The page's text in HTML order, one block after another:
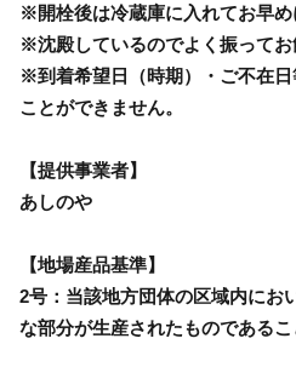
※開栓後は冷蔵庫に入れてお早め
※沈殿しているのでよく振ってお
※到着希望日（時期）・ご不在
ことができません。
【提供事業者】
あしのや
【地場産品基準】
2号：当該地方団体の区域内にお
な部分が生産されたものであるこ